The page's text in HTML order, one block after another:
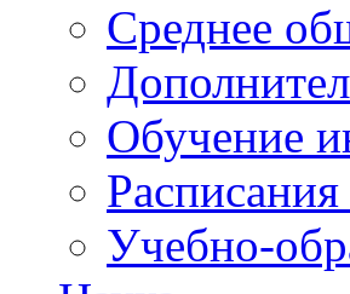
Среднее
Обучение
Учебно-